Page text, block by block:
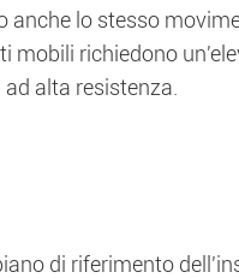
anche lo stesso
mobili richiedono
alta resistenza.
di riferimento